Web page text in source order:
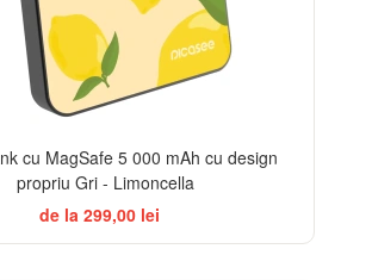
cu MagSafe 5 000 mAh cu design
propriu Gri - Limoncella
de la 299,00 lei